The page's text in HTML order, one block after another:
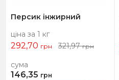
Персик інжирний
ціна за 1 кг
292,70 грн 321,97грн
сума
146,35 грн